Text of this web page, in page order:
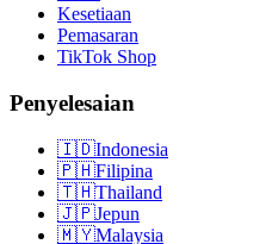
Kesetiaan
Pemasaran
TikTok Shop
Penyelesaian
🇮🇩Indonesia
🇵🇭Filipina
🇹🇭Thailand
🇯🇵Jepun
🇲🇾Malaysia